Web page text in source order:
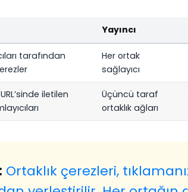
Yayıncı
tarafından
Her ortak
sağlayıcı
iletilen
Üçüncü taraf
ortaklık ağları
Ortaklık çerezleri,